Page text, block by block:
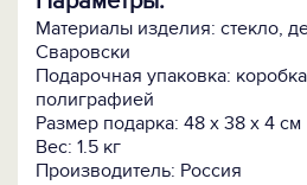
Материалы изделия: стекло,
Сваровски
Подарочная упаковка:
полиграфией
Размер подарка: 48 х 38 х 4 см
Вес: 1.5 кг
Производитель: Россия